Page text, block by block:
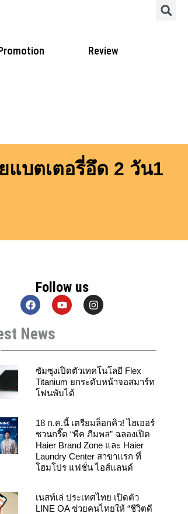
Review
บตเตอรี่อึด 2 วัน1
Follow us
F
a
e
b
o
Y
o
b
I
n
g
a
m
News
ซัมซุงเปิดตัวเทคโนโลยี Flex
Titanium ยกระดับหน้าจอสมาร์ท
โฟนพับได้
18 ก.ค.นี้ เตรียมล็อกคิว! ไฮเออร์
ชวนกรี๊ด “พีค ภีมพล” ฉลองเปิด
Haier Brand Zone และ Haier
Laundry Center สาขาแรก ที่
โฮมโปร แฟชั่น ไอส์แลนด์
เนสท์เล่ ประเทศไทย เปิดตัว
LINE OA ช่วยคนไทยให้ “ชีวิตดี